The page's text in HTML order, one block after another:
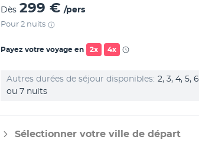
Dès 299 € /pers
Pour 2 nuits
Payez votre voyage en 2x 4x
Autres durées de séjour disponibles 2, 3, 4, 5, 6
ou 7 nuits
Sélectionner votre ville de départ